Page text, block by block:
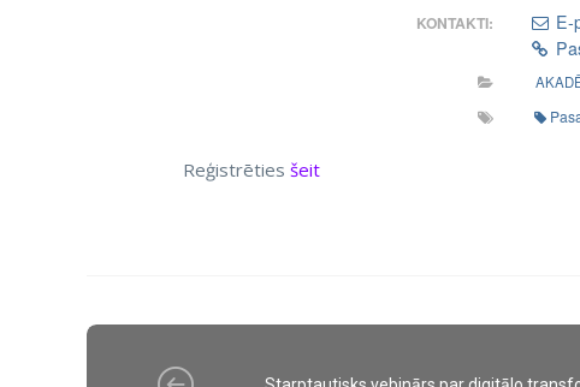
KONTAKTI:
E-
Reģistrēties šeit